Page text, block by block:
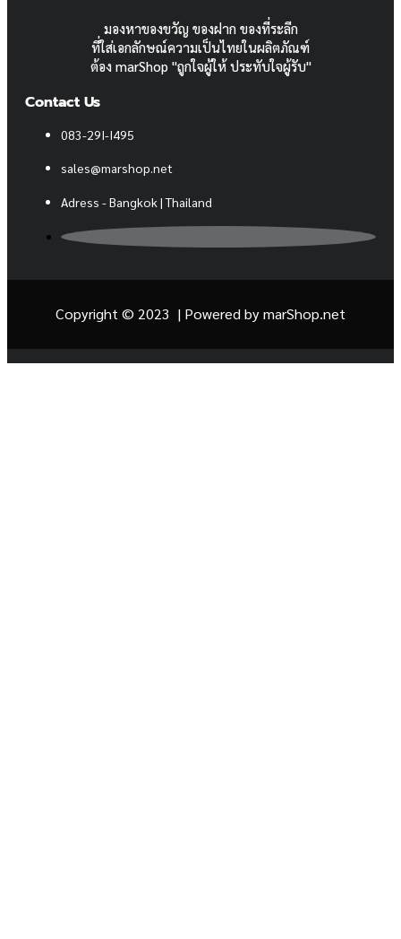
มองหาของขวัญ ของฝาก ของที่ระลีก
ที่ใส่เอกลักษณ์ความเป็นไทยในผลิตภัณฑ์
ต้อง marShop "ถูกใจผู้ให้ ประทับใจผู้รับ"
Contact Us
083-29I-I495
sales@marshop.net
Adress - Bangkok | Thailand
Copyright © 2023 | Powered bymarShop.net